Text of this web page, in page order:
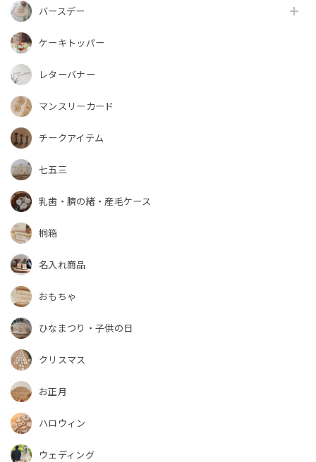
バースデー
ケーキトッパー
レターバナー
マンスリーカード
チークアイテム
七五三
乳歯・臍の緒・産毛ケース
桐箱
名入れ商品
おもちゃ
ひなまつり・子供の日
クリスマス
お正月
ハロウィン
ウェディング